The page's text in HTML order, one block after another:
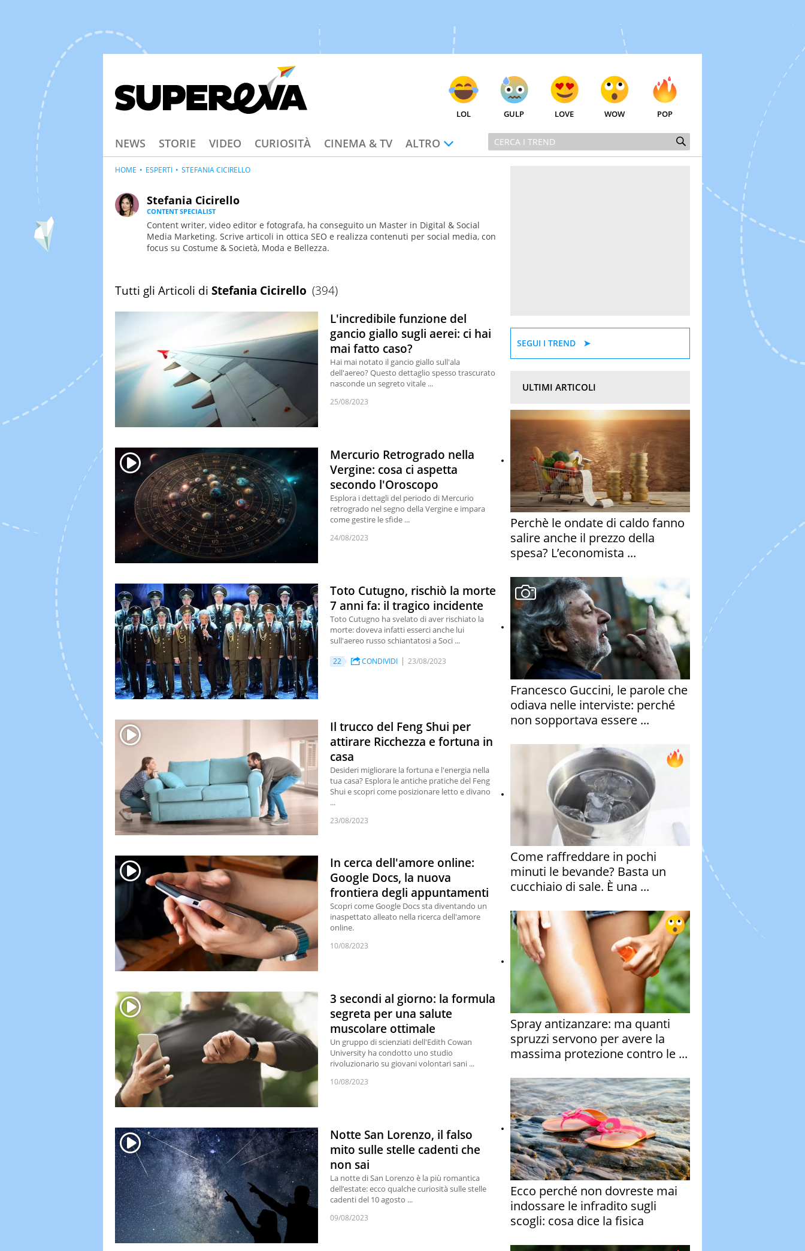
LOL GULP LOVE WOW POP
NEWS STORIE VIDEO CURIOSITÀ CINEMA & TV ALTRO
HOME ESPERTI STEFANIA CICIRELLO
Stefania Cicirello
CONTENT SPECIALIST
Content writer, video editor e fotografa, ha conseguito un Master in Digital & Social
Media Marketing. Scrive articoli in ottica SEO e realizza contenuti per social media, con
focus su Costume & Società, Moda e Bellezza.
Tutti gli Articoli di Stefania Cicirello (394)
L'incredibile funzione del
gancio giallo sugli aerei: ci hai
mai fatto caso?
Hai mai notato il gancio giallo sull'ala
dell'aereo? Questo dettaglio spesso trascurato
nasconde un segreto vitale ...
25/08/2023
Mercurio Retrogrado nella
Vergine: cosa ci aspetta
secondo l'Oroscopo
Esplora i dettagli del periodo di Mercurio
retrogrado nel segno della Vergine e impara
come gestire le sfide ...
24/08/2023
Toto Cutugno, rischiò la morte
7 anni fa: il tragico incidente
Toto Cutugno ha svelato di aver rischiato la
morte: doveva infatti esserci anche lui
sull'aereo russo schiantatosi a Soci ...
22 CONDIVIDI 23/08/2023
Il trucco del Feng Shui per
attirare Ricchezza e fortuna in
casa
Desideri migliorare la fortuna e l'energia nella
tua casa? Esplora le antiche pratiche del Feng
Shui e scopri come posizionare letto e divano
...
23/08/2023
In cerca dell'amore online:
Google Docs, la nuova
frontiera degli appuntamenti
Scopri come Google Docs sta diventando un
inaspettato alleato nella ricerca dell'amore
online.
10/08/2023
3 secondi al giorno: la formula
segreta per una salute
muscolare ottimale
Un gruppo di scienziati dell'Edith Cowan
University ha condotto uno studio
rivoluzionario su giovani volontari sani ...
10/08/2023
Notte San Lorenzo, il falso
mito sulle stelle cadenti che
non sai
La notte di San Lorenzo è la più romantica
dell’estate: ecco qualche curiosità sulle stelle
cadenti del 10 agosto ...
09/08/2023
SEGUI I TREND
ULTIMI ARTICOLI
Perchè le ondate di caldo fanno
salire anche il prezzo della
spesa? L’economista ...
Francesco Guccini, le parole che
odiava nelle interviste: perché
non sopportava essere ...
Come raffreddare in pochi
minuti le bevande? Basta un
cucchiaio di sale. È una ...
Spray antizanzare: ma quanti
spruzzi servono per avere la
massima protezione contro le ...
Ecco perché non dovreste mai
indossare le infradito sugli
scogli: cosa dice la fisica